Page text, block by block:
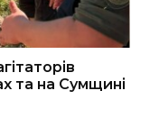
та на Сумщині